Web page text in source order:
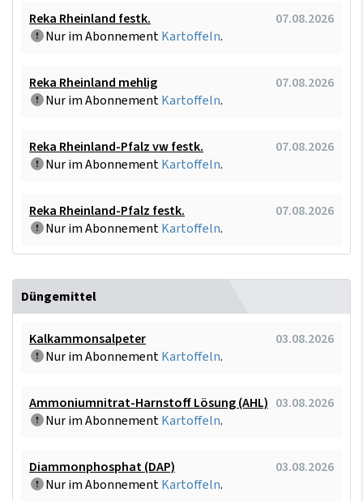
Reka Rheinland festk.
07.08.2026
Nur im AbonnementKartoffeln.
Reka Rheinland mehlig
07.08.2026
Nur im AbonnementKartoffeln.
Reka Rheinland-Pfalz vw festk.
07.08.2026
Nur im AbonnementKartoffeln.
Reka Rheinland-Pfalz festk.
07.08.2026
Nur im AbonnementKartoffeln.
Düngemittel
Kalkammonsalpeter
03.08.2026
Nur im AbonnementKartoffeln.
Ammoniumnitrat-Harnstoff Lösung (AHL) 03.08.2026
Nur im AbonnementKartoffeln.
Diammonphosphat (DAP)
03.08.2026
Nur im AbonnementKartoffeln.